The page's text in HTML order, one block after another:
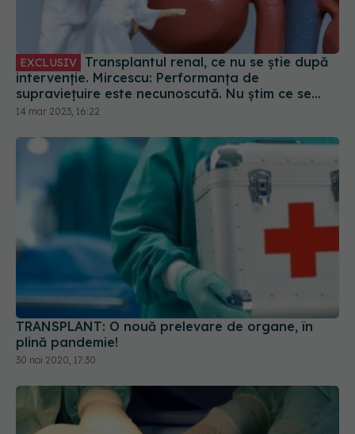
EXCLUSIV
intervenție. Mircescu: Performanța de
supraviețuire este necunoscută. Nu știm ce se
întâmplă cu bolnavii
14 mar 2023, 16:22
TRANSPLANT: O nouă prelevare de organe, în
plină pandemie!
30 noi 2020, 17:30